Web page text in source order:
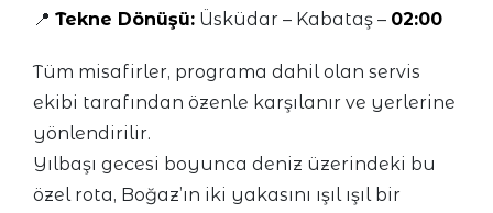
📍 Tekne Dönüşü: Üsküdar – Kabataş – 02:00
Tüm misafirler, programa dahil olan servis
ekibi tarafından özenle karşılanır ve yerlerine
yönlendirilir.
Yılbaşı gecesi boyunca deniz üzerindeki bu
özel rota, Boğaz’ın iki yakasını ışıl ışıl bir